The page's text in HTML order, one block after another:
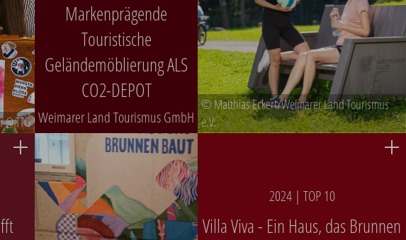
TTG
© Matthias Eckert/Weimarer Land Tourismus
e.V.
Markenprägende
Touristische
Geländemöblierung ALS
CO2-DEPOT
Weimarer Land Tourismus GmbH
2024 | TOP 10
Villa Viva - Ein Haus, das Brunnen